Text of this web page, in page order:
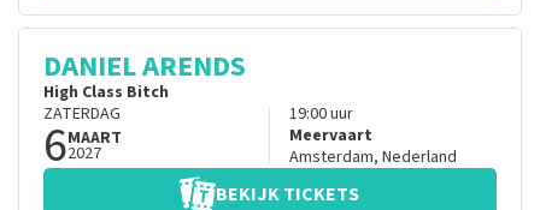
DANIEL ARENDS
High Class Bitch
ZATERDAG
6MAART
2027
19:00uur
Meervaart
Amsterdam, Nederland
BEKIJK TICKETS